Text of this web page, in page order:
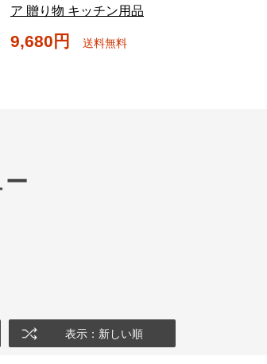
ア 贈り物 キッチン用品
9,680円 送料無料
表示：新しい順